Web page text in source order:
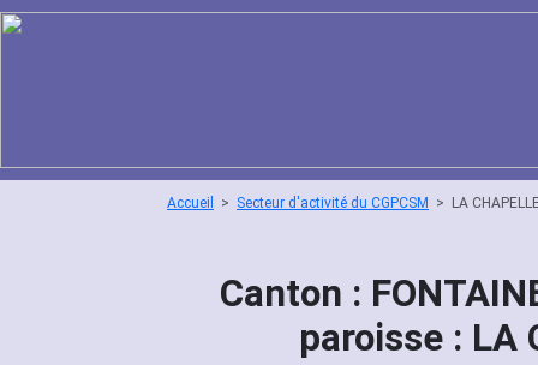
Accueil Secteur d'activité du CGPCSM LA
Canton :
paroisse : LA